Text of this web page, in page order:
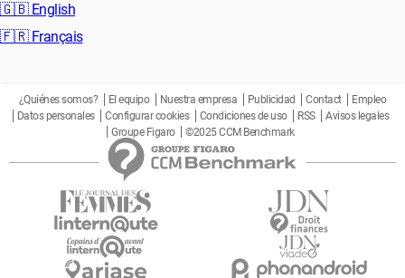
🇬🇧 English
🇫🇷 Français
¿Quiénes somos? El equipo Nuestra empresa Publicidad Contact
Empleo
Datos personales
Configurar cookies Condiciones de uso RSS
Avisos legales
Groupe Figaro
©2025 CCM Benchmark